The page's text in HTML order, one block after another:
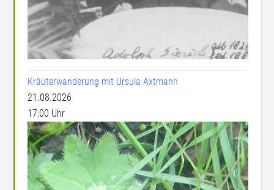
Kräuterwanderung mit Ursula Axtmann
21.08.2026
17:00 Uhr